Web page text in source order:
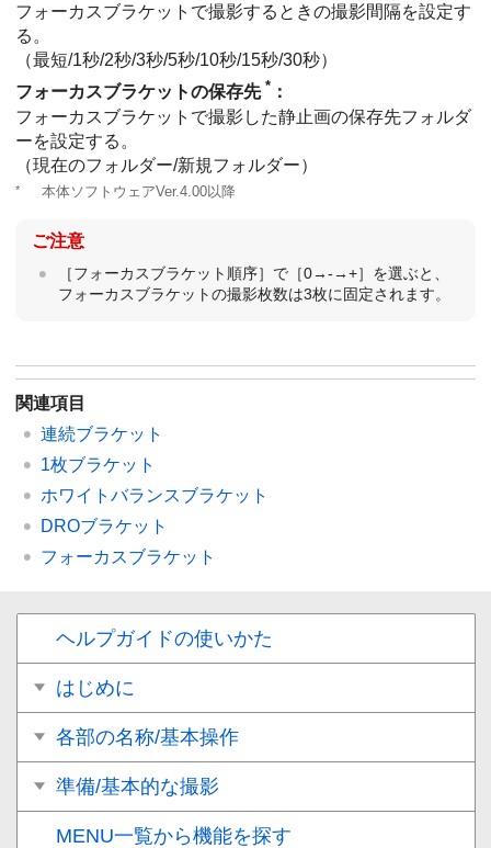
フォーカスブラケットで撮影するときの撮影間隔を設定す
る。
（最短/1秒/2秒/3秒/5秒/10秒/15秒/30秒）
フォーカスブラケットの保存先 * ：
フォーカスブラケットで撮影した静止画の保存先フォルダ
ーを設定する。
（現在のフォルダー/新規フォルダー）
* 本体ソフトウェアVer.4.00以降
ご注意
［フォーカスブラケット順序］ で［0→-→+］ を選ぶと、
フォーカスブラケットの撮影枚数は3枚に固定されます。
関連項目
連続ブラケット
1枚ブラケット
ホワイトバランスブラケット
DROブラケット
フォーカスブラケット
ヘルプガイドの使いかた
はじめに
各部の名称/基本操作
準備/基本的な撮影
MENU一覧から機能を探す